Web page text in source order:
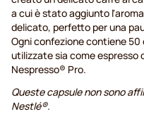
a cui è stato aggiunto
delicato, perfetto per una
Ogni confezione contiene
utilizzate sia come espresso
Nespresso® Pro.
Queste capsule non sono
Nestlé®.